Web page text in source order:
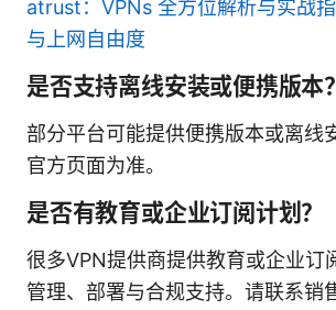
atrust：VPNs 全方位解析与实战
与上网自由度
是否支持离线安装或便携版本？
部分平台可能提供便携版本或离线
官方页面为准。
是否有教育或企业订阅计划？
很多VPN提供商提供教育或企业订
管理、部署与合规支持。请联系销